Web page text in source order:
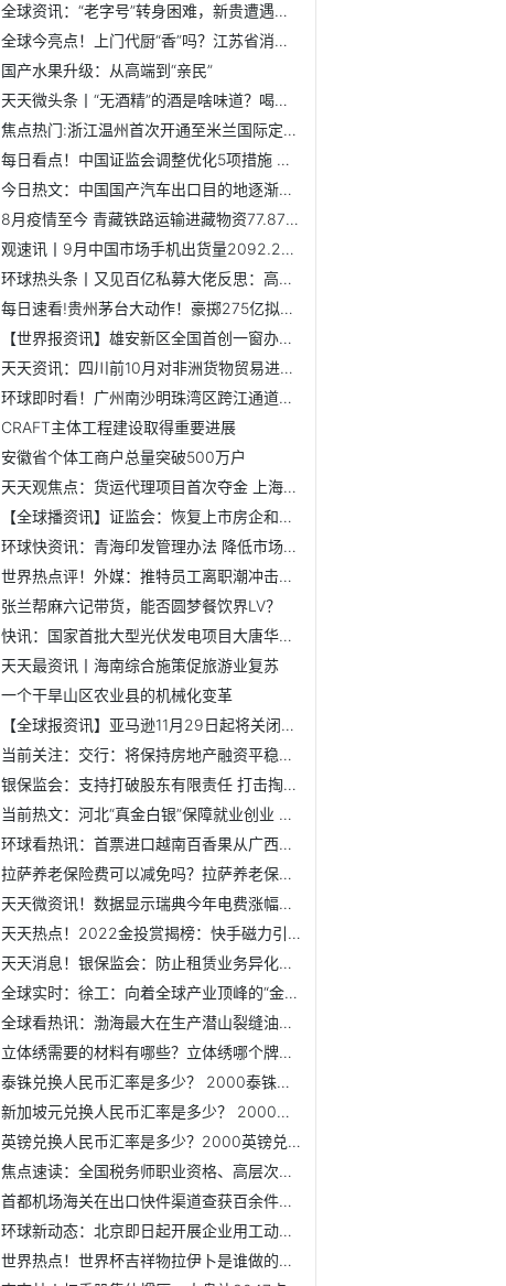
全球资讯：“老字号”转身困难，新贵遭遇瓶颈 烘焙市场还香吗？
全球今亮点！上门代厨“香”吗？江苏省消保委：这些问题不容忽视
国产水果升级：从高端到“亲民”
天天微头条丨“无酒精”的酒是啥味道？喝了能开车吗？
焦点热门:浙江温州首次开通至米兰国际定期客运航线
每日看点！中国证监会调整优化5项措施 支持房地产企业股权融资
今日热文：中国国产汽车出口目的地逐渐转向欧美高端市场
8月疫情至今 青藏铁路运输进藏物资77.87万吨
观速讯丨9月中国市场手机出货量2092.2万部 同比下降2.4%
环球热头条丨又见百亿私募大佬反思：高位没大减仓！公司多数...
每日速看!贵州茅台大动作！豪掷275亿拟特别分红，两股东已计...
【世界报资讯】雄安新区全国首创一窗办理全生命周期服务事项
天天资讯：四川前10月对非洲货物贸易进出口值同比增长84.7%
环球即时看！广州南沙明珠湾区跨江通道工程（首期段）开工
CRAFT主体工程建设取得重要进展
安徽省个体工商户总量突破500万户
天天观焦点：货运代理项目首次夺金 上海选手世赛特别赛获奖率100%
【全球播资讯】证监会：恢复上市房企和涉房上市公司再融资
环球快资讯：青海印发管理办法 降低市场主体准入门槛及成本
世界热点评！外媒：推特员工离职潮冲击监管合规和内容审查部门
张兰帮麻六记带货，能否圆梦餐饮界LV？
快讯：国家首批大型光伏发电项目大唐华银湖南娄底生态治理光...
天天最资讯丨海南综合施策促旅游业复苏
一个干旱山区农业县的机械化变革
【全球报资讯】亚马逊11月29日起将关闭在印度的餐饮外卖服务
当前关注：交行：将保持房地产融资平稳有序，对不良已计提较...
银保监会：支持打破股东有限责任 打击掏空金融机构行为
当前热文：河北“真金白银”保障就业创业 投入就业创业专项...
环球看热讯：首票进口越南百香果从广西友谊关口岸通关进入中...
拉萨养老保险费可以减免吗？拉萨养老保险跨省转移如何办理？
天天微资讯！数据显示瑞典今年电费涨幅超过一倍
天天热点！2022金投赏揭榜：快手磁力引擎喜提全场大奖、年度品牌
天天消息！银保监会：防止租赁业务异化为“类信贷”工具
全球实时：徐工：向着全球产业顶峰的“金色奖杯”逐梦前行
全球看热讯：渤海最大在生产潜山裂缝油藏累产原油突破6000万桶
立体绣需要的材料有哪些？立体绣哪个牌子比较好？
泰铢兑换人民币汇率是多少？ 2000泰铢兑换人民币多少？
新加坡元兑换人民币汇率是多少？ 2000新加坡元兑换人民币多少？
英镑兑换人民币汇率是多少？2000英镑兑换人民币多少？
焦点速读：全国税务师职业资格、高层次财会人才选拔考试作出...
首都机场海关在出口快件渠道查获百余件侵权商品
环球新动态：北京即日起开展企业用工动态监测调查
世界热点！世界杯吉祥物拉伊卜是谁做的？多少钱才能买到？